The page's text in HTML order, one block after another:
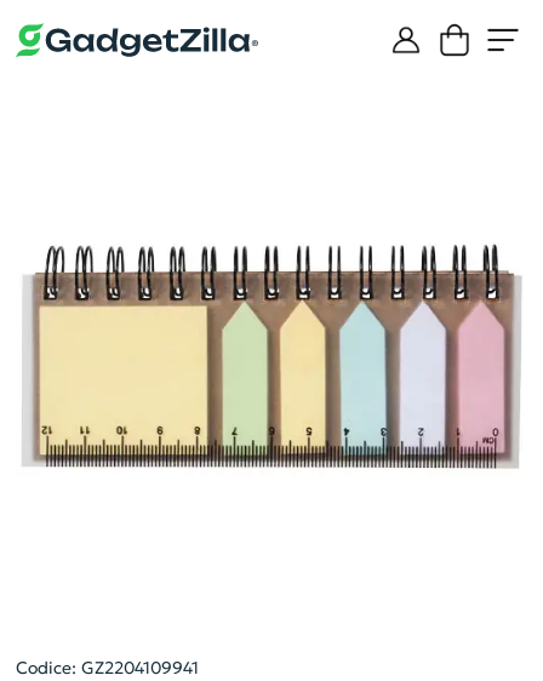
Codice: GZ2204109941